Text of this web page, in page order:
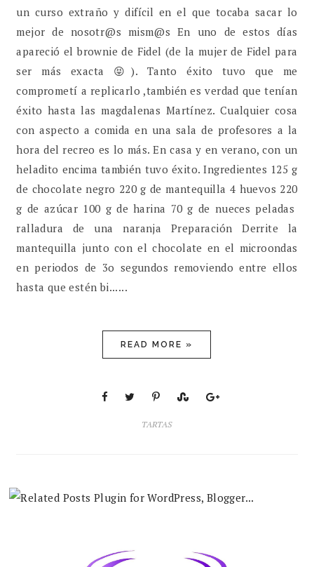
un curso extraño y difícil en el que tocaba sacar lo
mejor de nosotr@s mism@s En uno de estos días
apareció el brownie de Fidel (de la mujer de Fidel para
ser más exacta 😝). Tanto éxito tuvo que me
comprometí a replicarlo ,también es verdad que tenían
éxito hasta las magdalenas Martínez. Cualquier cosa
con aspecto a comida en una sala de profesores a la
hora del recreo es lo más. En casa y en verano, con un
heladito encima también tuvo éxito. Ingredientes 125 g
de chocolate negro 220 g de mantequilla 4 huevos 220
g de azúcar 100 g de harina 70 g de nueces peladas
ralladura de una naranja Preparación Derrite la
mantequilla junto con el chocolate en el microondas
en periodos de 3o segundos removiendo entre ellos
hasta que estén bi......
READ MORE »
TARTAS